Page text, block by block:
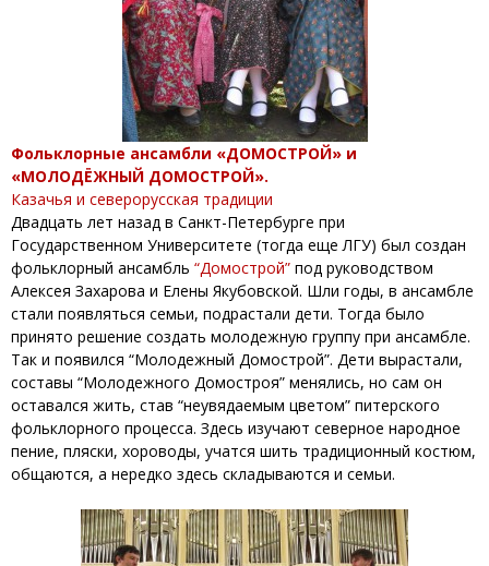
Фольклорные ансамбли «ДОМОСТРОЙ» и
«МОЛОДЁЖНЫЙ ДОМОСТРОЙ».
Казачья и северорусская традиции
Двадцать лет назад в Санкт-Петербурге при
Государственном Университете (тогда еще ЛГУ) был создан
фольклорный ансамбль “Домострой” под руководством
Алексея Захарова и Елены Якубовской. Шли годы, в ансамбле
стали появляться семьи, подрастали дети. Тогда было
принято решение создать молодежную группу при ансамбле.
Так и появился “Молодежный Домострой”. Дети вырастали,
составы “Молодежного Домостроя” менялись, но сам он
оставался жить, став “неувядаемым цветом” питерского
фольклорного процесса. Здесь изучают северное народное
пение, пляски, хороводы, учатся шить традиционный костюм,
общаются, а нередко здесь складываются и семьи.